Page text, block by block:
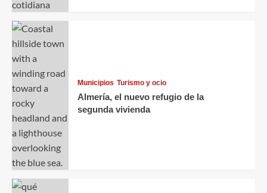
Municipios Turismo y ocio
Almería, el nuevo refugio de la
segunda vivienda